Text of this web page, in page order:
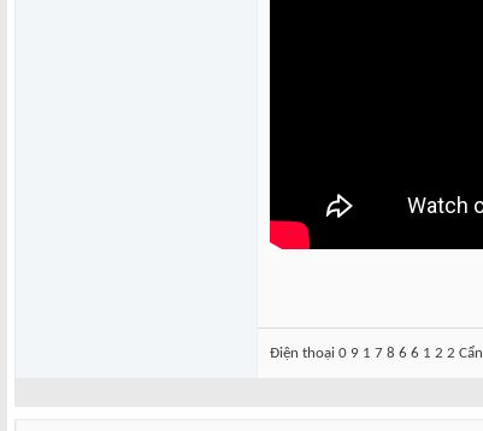
Điện thoại 0 9 1 7 8 6 6 1 2 2 Cẩn